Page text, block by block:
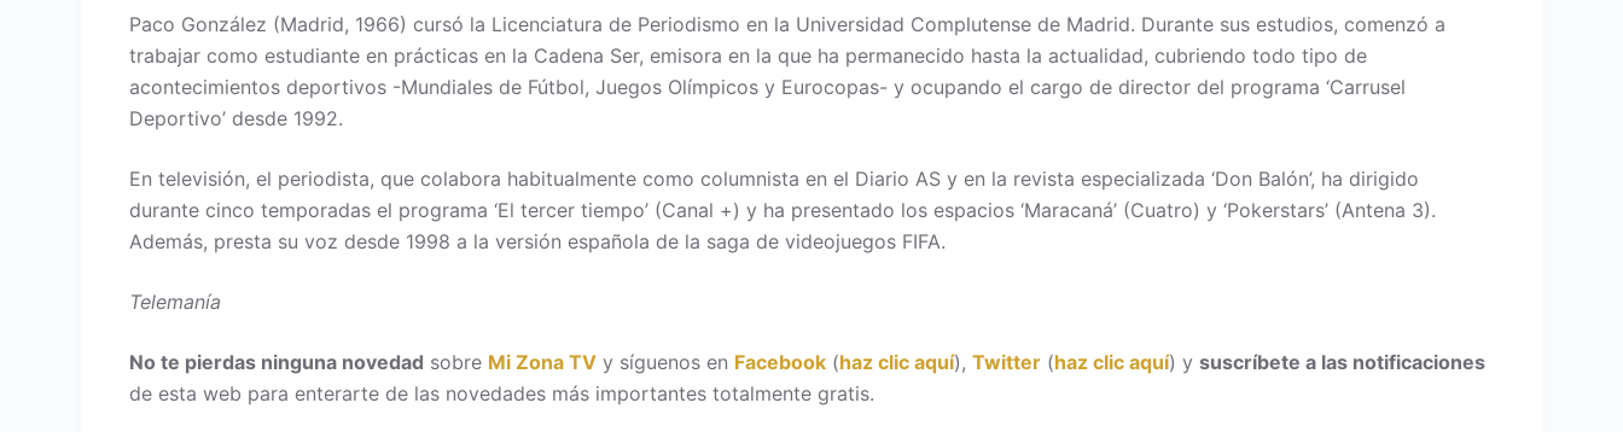
Paco González (Madrid, 1966) cursó la Licenciatura de Periodismo en la Universidad Complutense de Madrid. Durante sus estudios, comenzó a
trabajar como estudiante en prácticas en la Cadena Ser, emisora en la que ha permanecido hasta la actualidad, cubriendo todo tipo de
acontecimientos deportivos -Mundiales de Fútbol, Juegos Olímpicos y Eurocopas- y ocupando el cargo de director del programa ‘Carrusel
Deportivo’ desde 1992.
En televisión, el periodista, que colabora habitualmente como columnista en el Diario AS y en la revista especializada ‘Don Balón’, ha dirigido
durante cinco temporadas el programa ‘El tercer tiempo’ (Canal +) y ha presentado los espacios ‘Maracaná’ (Cuatro) y ‘Pokerstars’ (Antena 3).
Además, presta su voz desde 1998 a la versión española de la saga de videojuegos FIFA.
Telemanía
No te pierdas ninguna novedad sobre Mi Zona TV y síguenos en Facebook (haz clic aquí),Twitter (haz clic aquí) ysuscríbete a las notificaciones
de esta web para enterarte de las novedades más importantes totalmente gratis.